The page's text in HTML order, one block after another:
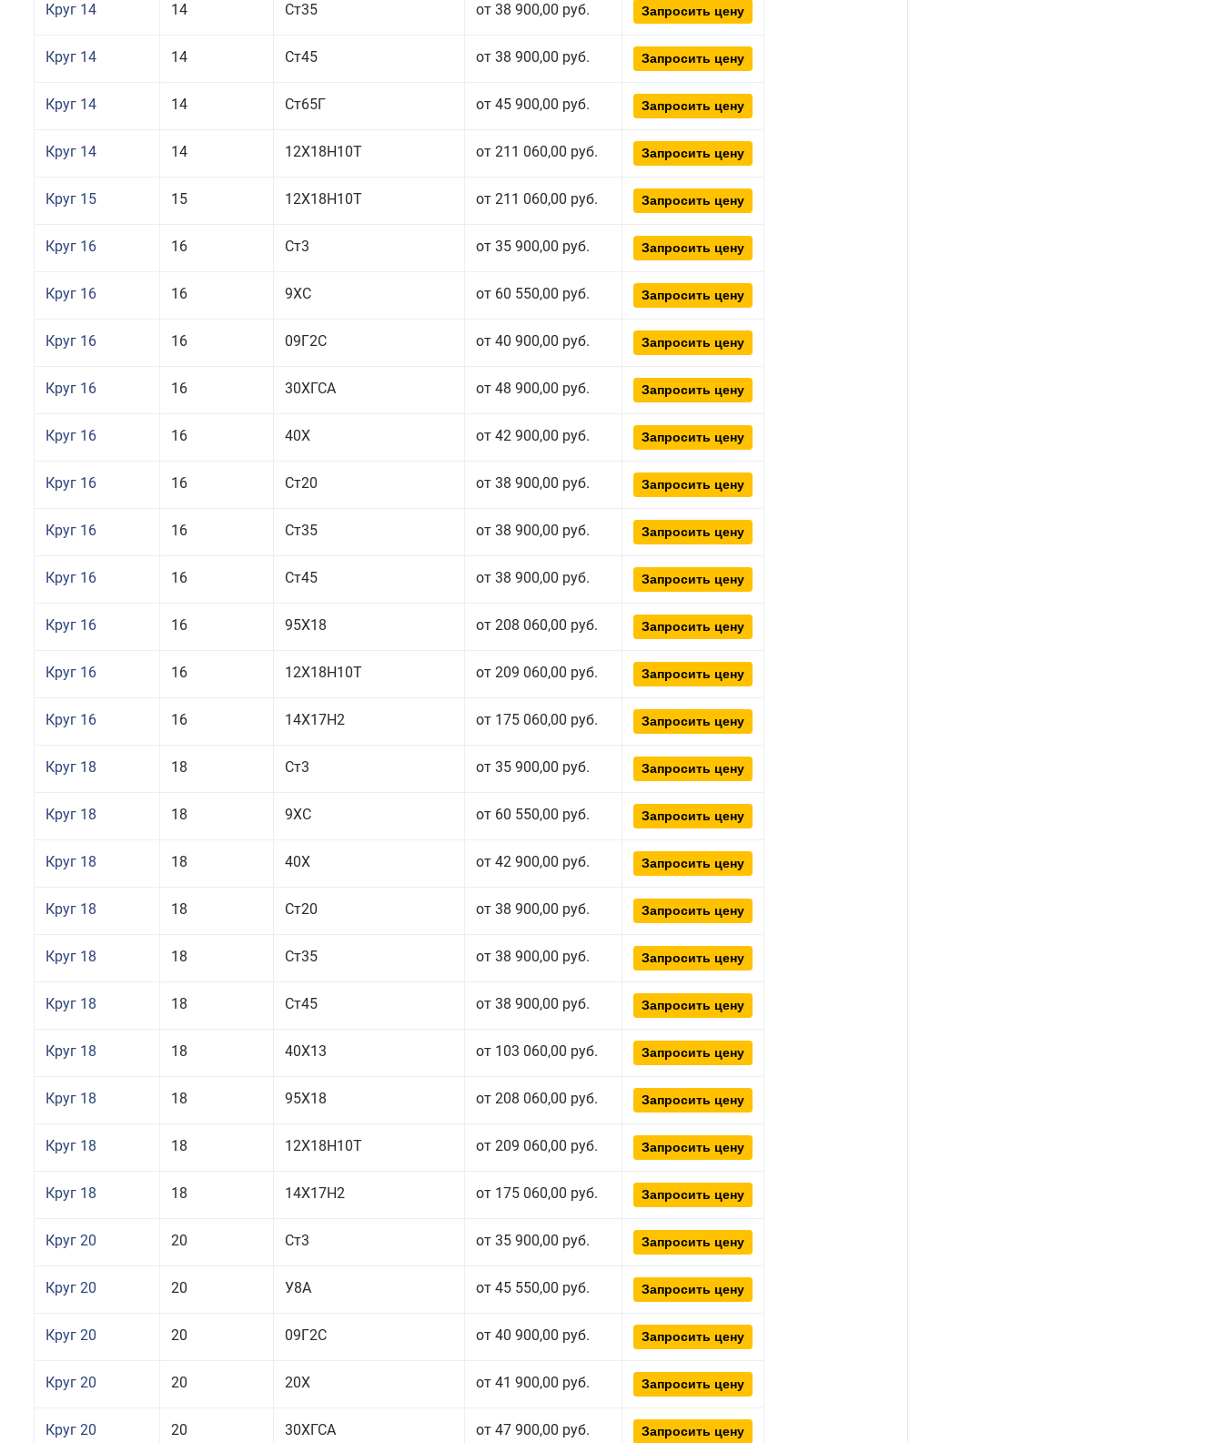
Круг 14 14 Ст35 от 38 900,00 руб. Запросить цену
Круг 14 14 Ст45 от 38 900,00 руб. Запросить цену
Круг 14 14 Ст65Г от 45 900,00 руб. Запросить цену
Круг 14 14 12Х18Н10Т от 211 060,00 руб. Запросить цену
Круг 15 15 12Х18Н10Т от 211 060,00 руб. Запросить цену
Круг 16 16 Ст3 от 35 900,00 руб. Запросить цену
Круг 16 16 9ХС от 60 550,00 руб. Запросить цену
Круг 16 16 09Г2С от 40 900,00 руб. Запросить цену
Круг 16 16 30ХГСА от 48 900,00 руб. Запросить цену
Круг 16 16 40Х от 42 900,00 руб. Запросить цену
Круг 16 16 Ст20 от 38 900,00 руб. Запросить цену
Круг 16 16 Ст35 от 38 900,00 руб. Запросить цену
Круг 16 16 Ст45 от 38 900,00 руб. Запросить цену
Круг 16 16 95Х18 от 208 060,00 руб. Запросить цену
Круг 16 16 12Х18Н10Т от 209 060,00 руб. Запросить цену
Круг 16 16 14Х17Н2 от 175 060,00 руб. Запросить цену
Круг 18 18 Ст3 от 35 900,00 руб. Запросить цену
Круг 18 18 9ХС от 60 550,00 руб. Запросить цену
Круг 18 18 40Х от 42 900,00 руб. Запросить цену
Круг 18 18 Ст20 от 38 900,00 руб. Запросить цену
Круг 18 18 Ст35 от 38 900,00 руб. Запросить цену
Круг 18 18 Ст45 от 38 900,00 руб. Запросить цену
Круг 18 18 40Х13 от 103 060,00 руб. Запросить цену
Круг 18 18 95Х18 от 208 060,00 руб. Запросить цену
Круг 18 18 12Х18Н10Т от 209 060,00 руб. Запросить цену
Круг 18 18 14Х17Н2 от 175 060,00 руб. Запросить цену
Круг 20 20 Ст3 от 35 900,00 руб. Запросить цену
Круг 20 20 У8А от 45 550,00 руб. Запросить цену
Круг 20 20 09Г2С от 40 900,00 руб. Запросить цену
Круг 20 20 20Х от 41 900,00 руб. Запросить цену
Круг 20 20 30ХГСА от 47 900,00 руб. Запросить цену